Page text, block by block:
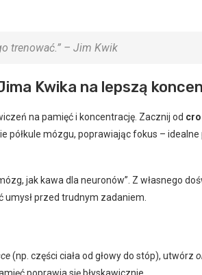
trenować.” – Jim Kwik
Kwika na lepszą
na pamięć i koncentrację. Zacznij od
półkule mózgu, poprawiając fokus –
jak kawa dla neuronów”. Z własnego
przed trudnym zadaniem.
(np. części ciała od głowy do stóp), utwórz